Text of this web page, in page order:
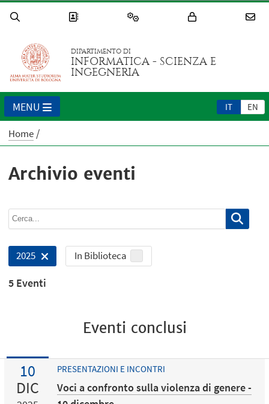
DIPARTIMENTO DI
INFORMATICA - SCIENZA E
INGEGNERIA
IT EN
MENU
Home
Archivio eventi
2025 In Biblioteca
5 Eventi
Eventi conclusi
10
DIC
PRESENTAZIONI E INCONTRI
Voci a confronto sulla violenza di genere -